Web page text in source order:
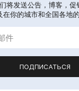
将发送公告，博客，促
在你的城市和全国各地的
ПОДПИСАТЬСЯ